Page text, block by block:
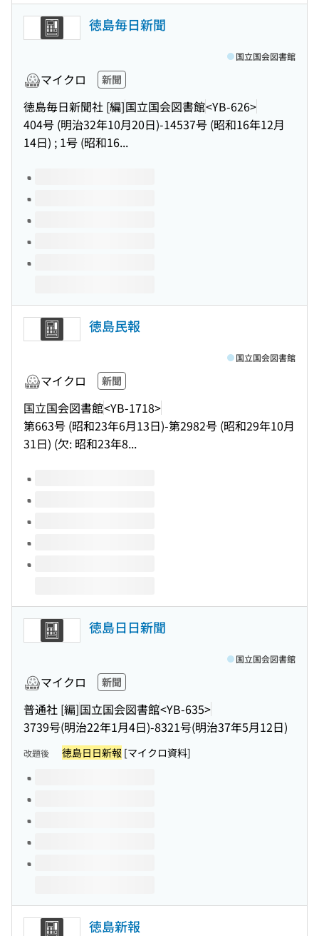
徳島毎日新聞
マイクロ 新聞
徳島毎日新聞社 [編]国立国会図書館<YB-626>
404号 (明治32年10月20日)-14537号 (昭和16年12月
14日) ; 1号 (昭和16...
国立国会図書館
このタイトルの巻号
徳島民報
マイクロ 新聞
国立国会図書館<YB-1718>
第663号 (昭和23年6月13日)-第2982号 (昭和29年10月
31日) (欠: 昭和23年8...
国立国会図書館
このタイトルの巻号
徳島日日新聞
マイクロ 新聞
普通社 [編]国立国会図書館<YB-635>
3739号(明治22年1月4日)-8321号(明治37年5月12日)
国立国会図書館
改題後 徳島日日新報 [マイクロ資料]
このタイトルの巻号
徳島新報